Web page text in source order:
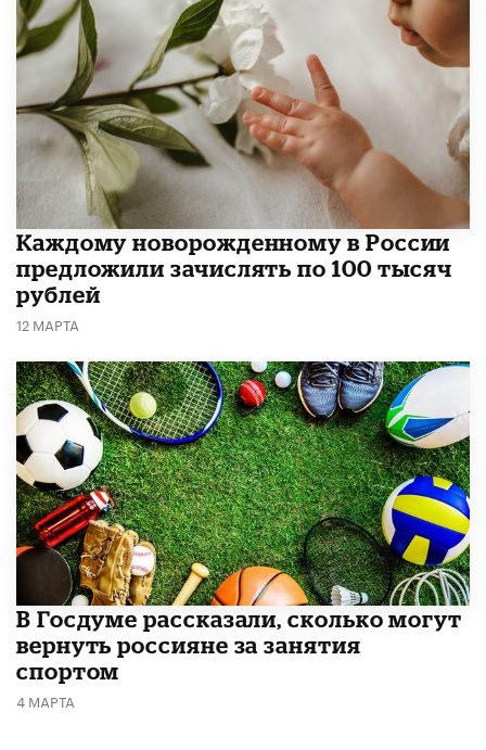
Каждому новорожденному в России
предложили зачислять по 100 тысяч
рублей
12 МАРТА
В Госдуме рассказали, сколько могут
вернуть россияне за занятия
спортом
4 МАРТА